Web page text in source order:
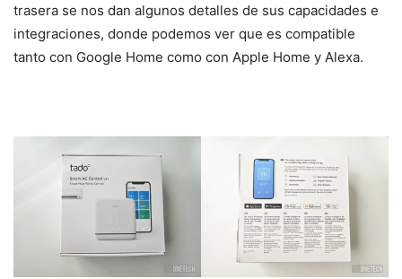
trasera se nos dan algunos detalles de sus capacidades e
integraciones, donde podemos ver que es compatible
tanto con Google Home como con Apple Home y Alexa.